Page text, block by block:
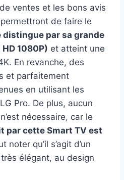
ventes et les bons avis
de faire le
distingue par sa grande
1080P) et atteint une
En revanche, des
et parfaitement
en utilisant les
Pro. De plus, aucun
nécessaire, car le
par cette Smart TV est
noter qu’il s’agit d’un
élégant, au design